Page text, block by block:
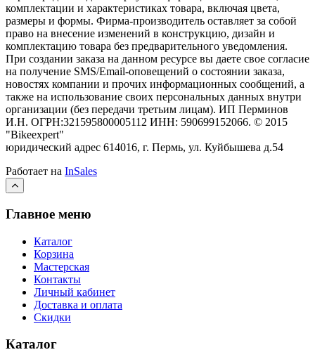
комплектации и характеристиках товара, включая цвета,
размеры и формы. Фирма-производитель оставляет за собой
право на внесение изменений в конструкцию, дизайн и
комплектацию товара без предварительного уведомления.
При создании заказа на данном ресурсе вы даете свое согласие
на получение SMS/Email-оповещений о состоянии заказа,
новостях компании и прочих информационных сообщений, а
также на использование своих персональных данных внутри
организации (без передачи третьим лицам). ИП Перминов
И.Н. ОГРН:321595800005112 ИНН: 590699152066. © 2015
"Bikeexpert"
юридический адрес 614016, г. Пермь, ул. Куйбышева д.54
Работает на InSales
Главное меню
Каталог
Корзина
Мастерская
Контакты
Личный кабинет
Доставка и оплата
Скидки
Каталог